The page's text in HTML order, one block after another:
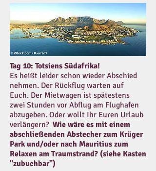
Tag 10: Totsiens Südafrika!
Es heißt leider schon wieder Abschied
nehmen. Der Rückflug warten auf
Euch. Der Mietwagen ist spätestens
zwei Stunden vor Abflug am Flughafen
abzugeben. Oder wollt Ihr Euren Urlaub
verlängern? Wie wäre es mit einem
abschließenden Abstecher zum Krüger
Park und/oder nach Mauritius zum
Relaxen am Traumstrand? (siehe Kasten
"zubuchbar")